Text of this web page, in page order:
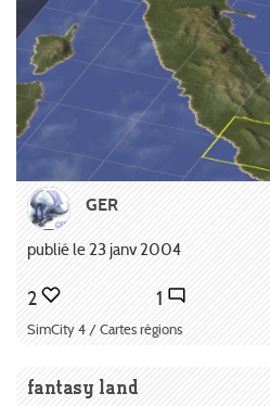
GER
publié le 23 janv 2004
2 1
SimCity 4 / Cartes régions
fantasy land